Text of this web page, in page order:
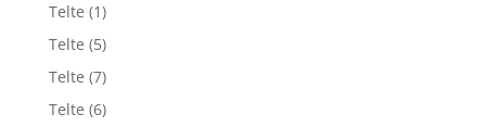
Telte (1)
Telte (5)
Telte (7)
Telte (6)